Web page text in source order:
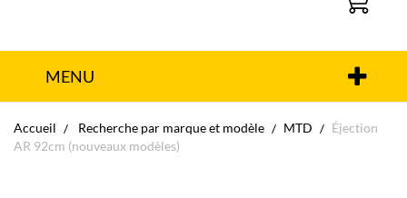
MENU
Accueil Recherche par marque et modèle MTD
Éjection
AR 92cm (nouveaux modèles)